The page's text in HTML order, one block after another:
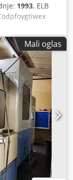
1993, ELB
mm Sa
za
tečnost
Mali oglas